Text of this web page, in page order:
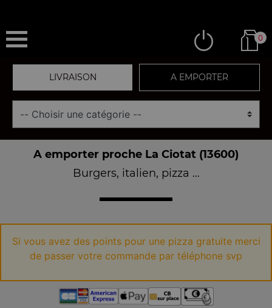
0
LIVRAISON A EMPORTER
A emporter proche La Ciotat (13600)
Burgers, italien, pizza ...
Si vous avez des points pour une pizza gratuite merci
de passer votre commande par téléphone svp